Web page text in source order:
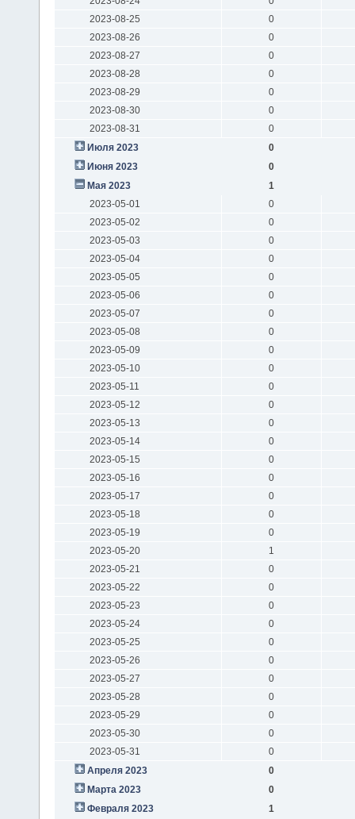
2023-08-25
0
2023-08-26
0
2023-08-27
0
2023-08-28
0
2023-08-29
0
2023-08-30
0
2023-08-31
0
Июля 2023
0
Июня 2023
0
Мая 2023
1
2023-05-01
0
2023-05-02
0
2023-05-03
0
2023-05-04
0
2023-05-05
0
2023-05-06
0
2023-05-07
0
2023-05-08
0
2023-05-09
0
2023-05-10
0
2023-05-11
0
2023-05-12
0
2023-05-13
0
2023-05-14
0
2023-05-15
0
2023-05-16
0
2023-05-17
0
2023-05-18
0
2023-05-19
0
2023-05-20
1
2023-05-21
0
2023-05-22
0
2023-05-23
0
2023-05-24
0
2023-05-25
0
2023-05-26
0
2023-05-27
0
2023-05-28
0
2023-05-29
0
2023-05-30
0
2023-05-31
0
Апреля 2023
0
Марта 2023
0
Февраля 2023
1